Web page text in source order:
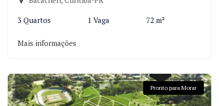
3 Quartos 1 Vaga 72 m²
Mais informações
Pronto para Morar